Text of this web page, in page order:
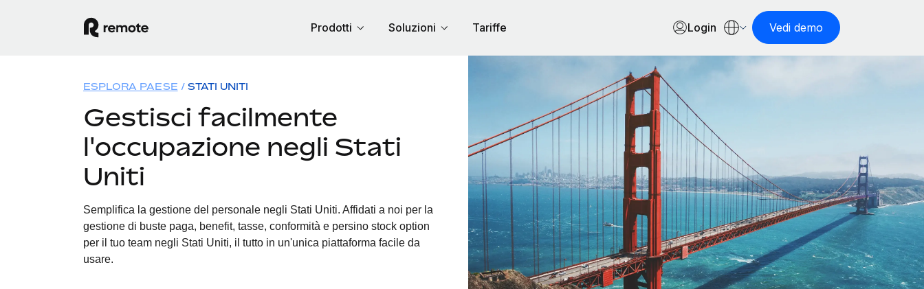
Prodotti Soluzioni Tariffe Login Vedi demo
ESPLORA PAESE STATI UNITI
Gestisci facilmente
l'occupazione negli Stati
Uniti
Semplifica la gestione del personale negli Stati Uniti. Affidati a noi per la
gestione di buste paga, benefit, tasse, conformità e persino stock option
per il tuo team negli Stati Uniti, il tutto in un'unica piattaforma facile da
usare.